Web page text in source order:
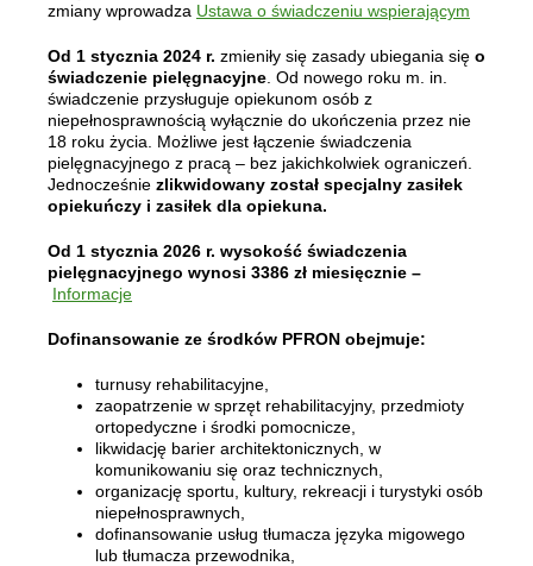
zmiany wprowadza Ustawa o świadczeniu wspierającym
Od 1 stycznia 2024 r. zmieniły się zasady ubiegania się o
świadczenie pielęgnacyjne . Od nowego roku m. in.
świadczenie przysługuje opiekunom osób z
niepełnosprawnością wyłącznie do ukończenia przez nie
18 roku życia. Możliwe jest łączenie świadczenia
pielęgnacyjnego z pracą – bez jakichkolwiek ograniczeń.
Jednocześnie zlikwidowany został specjalny zasiłek
opiekuńczy i zasiłek dla opiekuna.
Od 1 stycznia 2026 r. wysokość świadczenia
pielęgnacyjnego wynosi 3386 zł miesięcznie –
Informacje
Dofinansowanie ze środków PFRON obejmuje:
turnusy rehabilitacyjne,
zaopatrzenie w sprzęt rehabilitacyjny, przedmioty
ortopedyczne i środki pomocnicze,
likwidację barier architektonicznych, w
komunikowaniu się oraz technicznych,
organizację sportu, kultury, rekreacji i turystyki osób
niepełnosprawnych,
dofinansowanie usług tłumacza języka migowego
lub tłumacza przewodnika,